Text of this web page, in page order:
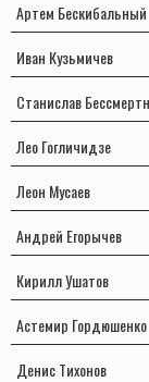
Артем Бескибальный
Иван Кузьмичев
Станислав
Лео Гогличидзе
Леон Мусаев
Андрей Егорычев
Кирилл Ушатов
Астемир Гордюшенко
Денис Тихонов